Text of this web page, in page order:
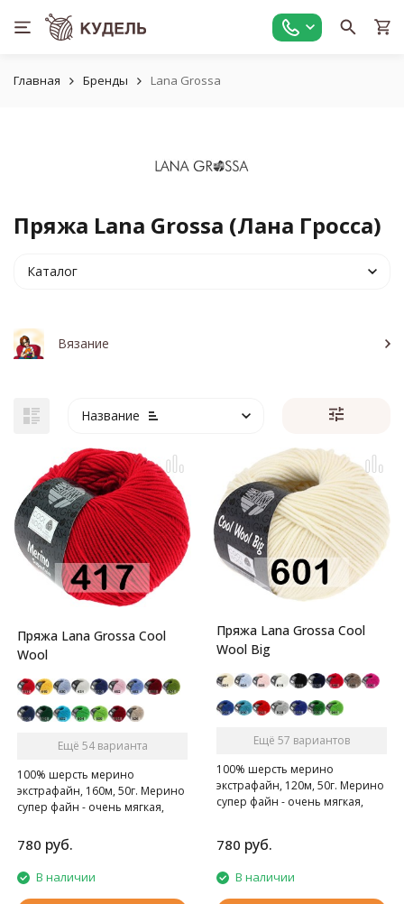
Главная Бренды Lana Grossa
Пряжа Lana Grossa (Лана Гросса)
Каталог
Вязание
Название
Пряжа Lana Grossa Cool
Wool
Ещё 54 варианта
100% шерсть мерино
экстрафайн, 160м, 50г. Мерино
супер файн - очень мягкая,
780 руб.
В наличии
Пряжа Lana Grossa Cool
Wool Big
Ещё 57 вариантов
100% шерсть мерино
экстрафайн, 120м, 50г. Мерино
супер файн - очень мягкая,
780 руб.
В наличии